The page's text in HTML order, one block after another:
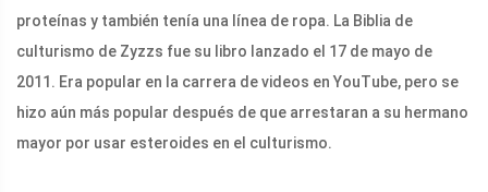
proteínas y también tenía una línea de ropa. La Biblia de
culturismo de Zyzzs fue su libro lanzado el 17 de mayo de
2011. Era popular en la carrera de videos en YouTube, pero se
hizo aún más popular después de que arrestaran a su hermano
mayor por usar esteroides en el culturismo.